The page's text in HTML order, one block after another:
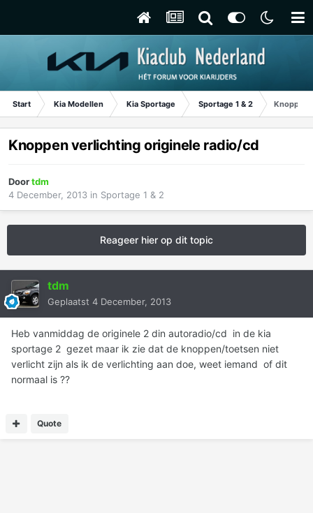
Start Kia Modellen Kia Sportage Sportage 1 & 2 Knoppen
Knoppen verlichting originele radio/cd
Doortdm
4 December, 2013 in Sportage 1 & 2
Reageer hier op dit topic
tdm
Geplaatst 4 December, 2013
Heb vanmiddag de originele 2 din autoradio/cd in de kia
sportage 2 gezet maar ik zie dat de knoppen/toetsen niet
verlicht zijn als ik de verlichting aan doe, weet iemand of dit
normaal is ??
Quote